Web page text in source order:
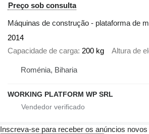
Preço sob consulta
Máquinas de construção - plataforma de
2014
Capacidade de carga 200 kg Altura de
Roménia, Biharia
WORKING PLATFORM WP SRL
Inscreva-se para receber os anúncios